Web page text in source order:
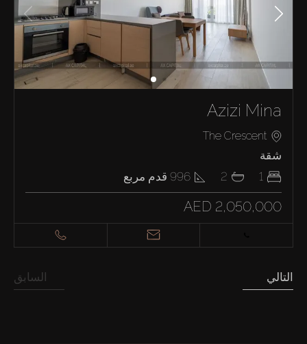
Azizi Mina
The Crescent
شقة
1
2
996 قدم مربع
AED 2,050,000
السابق التالي